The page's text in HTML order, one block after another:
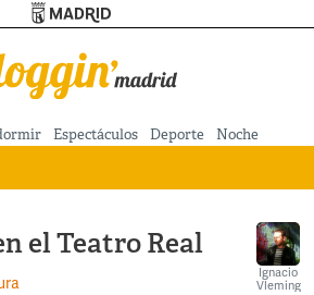
Espectáculos Deporte Noche
el Teatro Real
Ignacio
Vleming